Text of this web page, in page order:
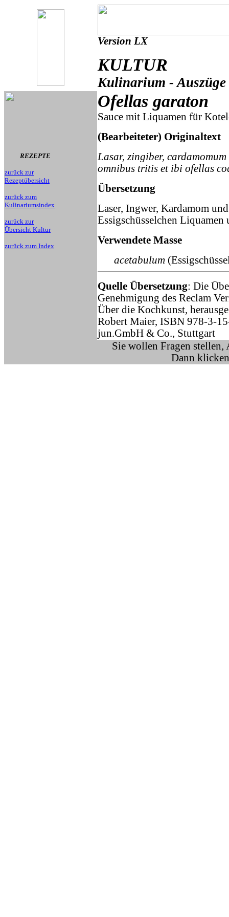
Version LX
KULTUR
Kulinarium -
REZEPTE
zurück zur
Rezeptübersicht
zurück zum
Kulinariumsindex
zurück zur
Übersicht Kultur
zurück zum Index
Ofellas garaton
Sauce mit Liquamen für
(Bearbeiteter) Originaltext
Lasar, zingiber,
omnibus tritis et ibi ofellas
Übersetzung
Laser, Ingwer, Kardamom
Essigschüsselchen
Verwendete Masse
acetabulum
Quelle Übersetzung: Die
Genehmigung des Reclam
Über die Kochkunst,
Robert Maier, ISBN 978-3-
jun.GmbH & Co., Stuttgart
Sie wollen Fragen stellen,
Dann